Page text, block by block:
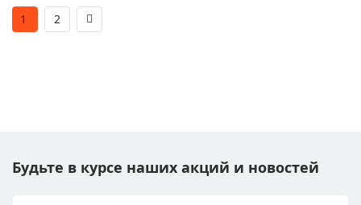
1 2
Будьте в курсе наших акций и новостей